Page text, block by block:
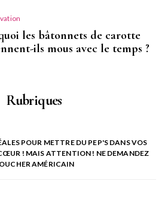
les bâtonnets de carotte
ils mous avec le temps ?
Rubriques
POUR METTRE DU PEP'S DANS VOS
! MAIS ATTENTION ! NE DEMANDEZ
AMÉRICAIN